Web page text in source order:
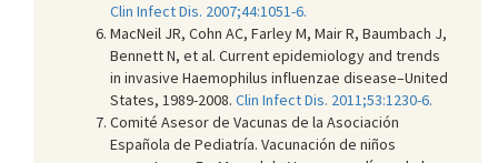
Clin Infect Dis. 2007;44:1051-6.
MacNeil JR, Cohn AC, Farley M, Mair R, Baumbach J,
Bennett N, et al. Current epidemiology and trends
in invasive Haemophilus influenzae disease–United
States, 1989-2008. Clin Infect Dis. 2011;53:1230-6.
Comité Asesor de Vacunas de la Asociación
Española de Pediatría. Vacunación de niños